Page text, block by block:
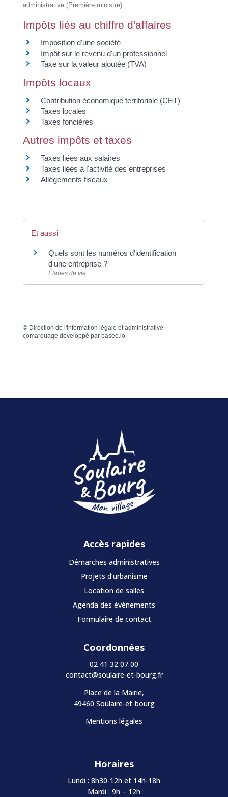
administrative (Première ministre)
Impôts liés au chiffre d'affaires
Imposition d'une société
Impôt sur le revenu d'un professionnel
Taxe sur la valeur ajoutée (TVA)
Impôts locaux
Contribution économique territoriale (CET)
Taxes locales
Taxes foncières
Autres impôts et taxes
Taxes liées aux salaires
Taxes liées à l'activité des entreprises
Allégements fiscaux
Et aussi
Quels sont les numéros d'identification
d'une entreprise ?
Étapes de vie
© Direction de l'information légale et administrative
comarquage developpé par baseo.io
Accès rapides
Démarches administratives
Projets d’urbanisme
Location de salles
Agenda des évènements
Formulaire de contact
Coordonnées
02 41 32 07 00
contact@soulaire-et-bourg.fr
Place de la Mairie,
49460 Soulaire-et-bourg
Mentions légales
Horaires
Lundi : 8h30-12h et 14h-18h
Mardi : 9h – 12h